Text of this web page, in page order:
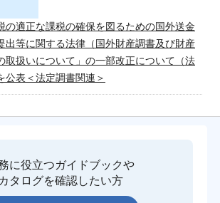
の適正な課税の確保を図るための国外送金
出等に関する法律（国外財産調書及び財産
取扱いについて」の一部改正について（法
公表＜法定調書関連＞
に役立つガイドブックや
カタログを確認したい方